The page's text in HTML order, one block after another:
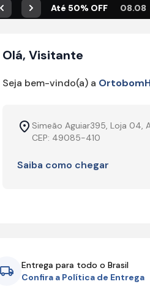
AnteriorPróximoAté 50% OFF 08.08
Olá, Visitante
Seja bem-vindo(a) a
Simeão Aguiar395, Loja 04,
CEP: 49085-410
Saiba como chegar
Entrega para todo o Brasil
Confira a Política de Entrega